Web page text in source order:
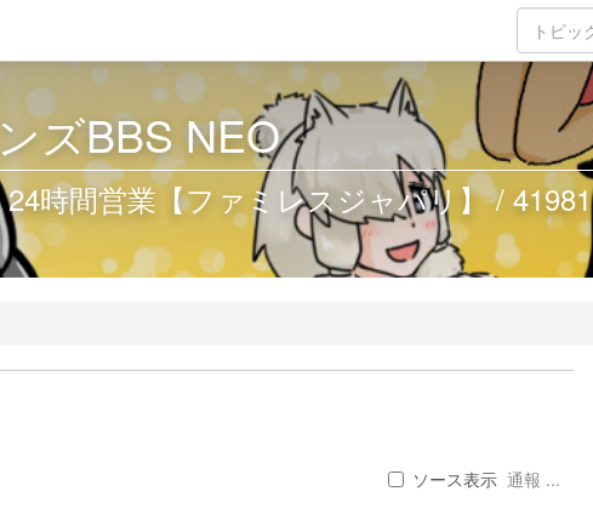
ズBBS NEO
時間営業【ファミレスジャパリ】 / 41981
ソース表示 通報 ...